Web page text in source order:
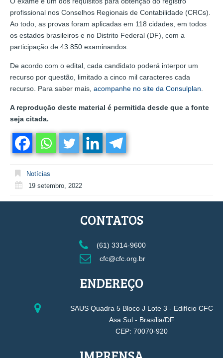
profissional nos Conselhos Regionais de Contabilidade (CRCs).
Ao todo, as provas foram aplicadas em 118 cidades, em todos
os estados brasileiros e no Distrito Federal (DF), com a
participação de 43.850 examinandos.
De acordo com o edital, cada candidato poderá interpor um
recurso por questão, limitado a cinco mil caracteres cada
recurso. Para saber mais, acompanhe no site da Consulplan
A reprodução deste material é permitida desde que a fonte
seja citada.
Notícias
19 setembro, 2022
CONTATOS
(61) 3314-9600
cfc@cfc.org.br
ENDEREÇO
SAUS Quadra 5 Bloco J Lote 3 - Edifício CFC
Asa Sul - Brasília/DF
CEP: 70070-920